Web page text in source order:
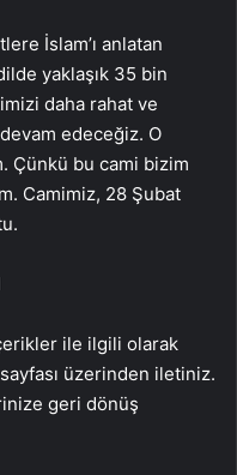
İslam’ı anlatan
yaklaşık 35 bin
daha rahat ve
edeceğiz. O
Çünkü bu cami bizim
Camimiz, 28 Şubat
ile ilgili olarak
üzerinden iletiniz.
geri dönüş